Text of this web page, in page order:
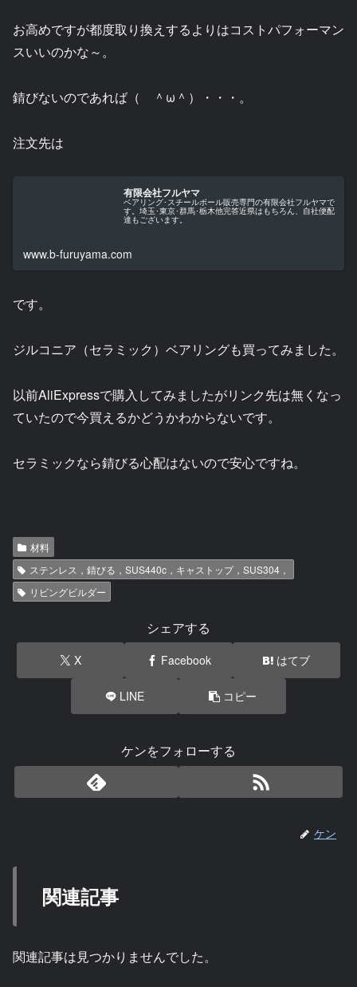
お高めですが都度取り換えするよりはコストパフォーマン
スいいのかな～。
錆びないのであれば（ ＾ω＾）・・・。
注文先は
有限会社フルヤマ
ベアリング･スチールボール販売専門の有限会社フルヤマで
す。埼玉･東京･群馬･栃木他完答近県はもちろん、自社便配
達もございます。
www.b-furuyama.com
です。
ジルコニア（セラミック）ベアリングも買ってみました。
以前AliExpressで購入してみましたがリンク先は無くなっ
ていたので今買えるかどうかわからないです。
セラミックなら錆びる心配はないので安心ですね。
材料
ステンレス，錆びる，SUS440c，キャストップ，SUS304，
リビングビルダー
シェアする
X Facebook はてブ
LINE コピー
ケンをフォローする
ケン
関連記事
関連記事は見つかりませんでした。